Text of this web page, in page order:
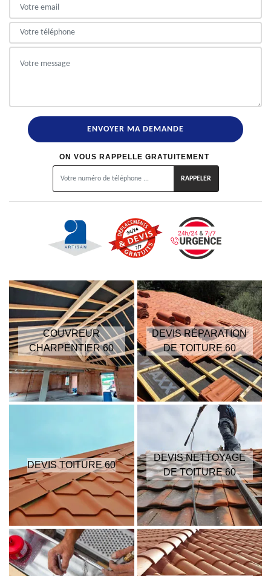
ON VOUS RAPPELLE GRATUITEMENT
COUVREUR
CHARPENTIER 60
DEVIS RÉPARATION
DE TOITURE 60
DEVIS TOITURE 60
DEVIS NETTOYAGE
DE TOITURE 60